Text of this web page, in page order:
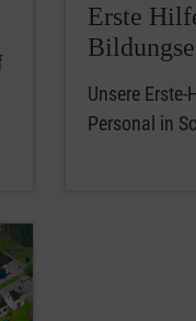
Erste
Unsere
Personal in